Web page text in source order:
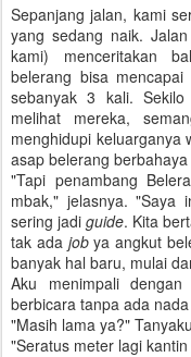
Sepanjang jalan, kami
yang sedang naik.
kami) menceritakan
belerang bisa
sebanyak 3 kali.
melihat mereka,
menghidupi keluarganya
asap belerang
"Tapi penambang
mbak," jelasnya. "Saya
sering jadiguide. Kita
tak ada jobya angkut
banyak hal baru, mulai
Aku menimpali
berbicara tanpa ada
"Masih lama ya?"
"Seratus meter lagi